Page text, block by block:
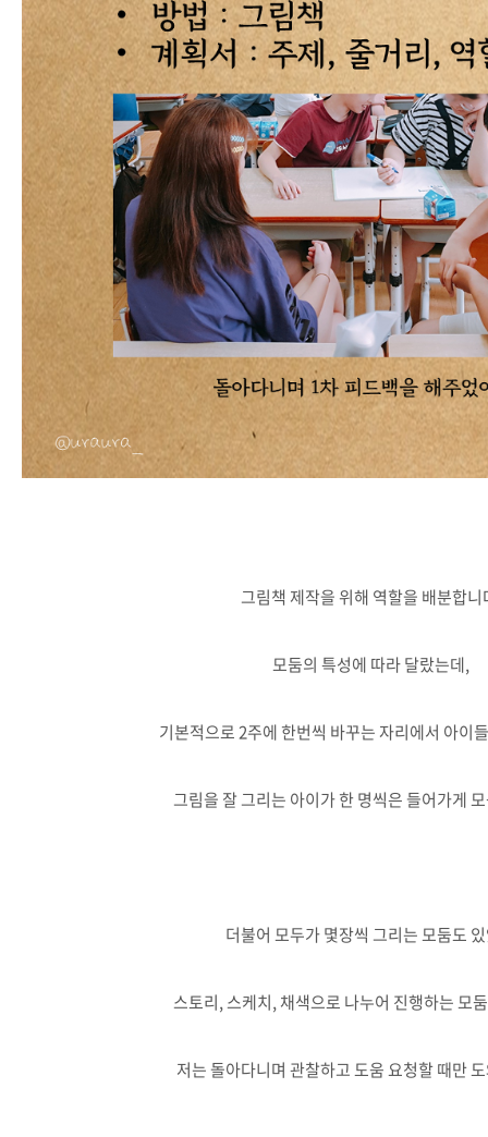
그림책 제작을 위해 역할을 배분합
모둠의 특성에 따라 달랐는데,
기본적으로 2주에 한번씩 바꾸는 자리에서 아이
그림을 잘 그리는 아이가 한 명씩은 들어가게
더불어 모두가 몇장씩 그리는 모둠도
스토리, 스케치, 채색으로 나누어 진행하는 모
저는 돌아다니며 관찰하고 도움 요청할 때만